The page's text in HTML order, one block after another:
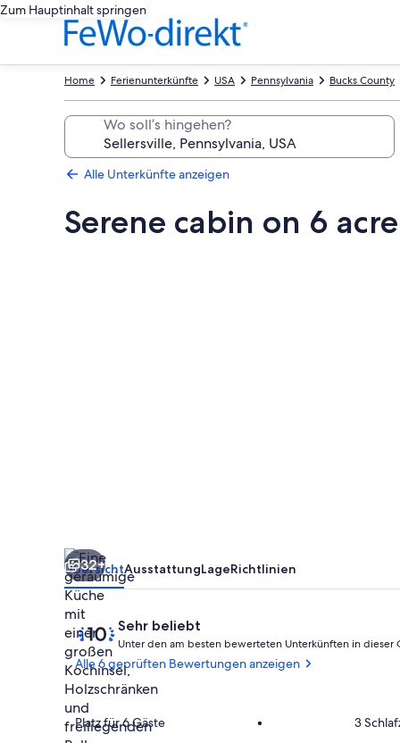
Zum Hauptinhalt springen
Bucks County
Pennsylvania
USA
Ferienunterkünfte
Home
Wo soll’s hingehen?
Alle Unterkünfte anzeigen
Serene cabin on 6
Bucks
32+
ÜbersichtAusstattungLageRichtlinien
Bewertungen
Sehr beliebt
10
von
10,
Sehr
beliebt
Unter den am besten bewerteten Unterkünften in dieser
Alle 6 geprüften Bewertungen anzeigen
Platz für 6 Gäste • 3